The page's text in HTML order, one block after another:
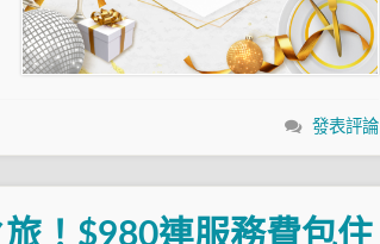
發表評論
旅！$980連服務費包住